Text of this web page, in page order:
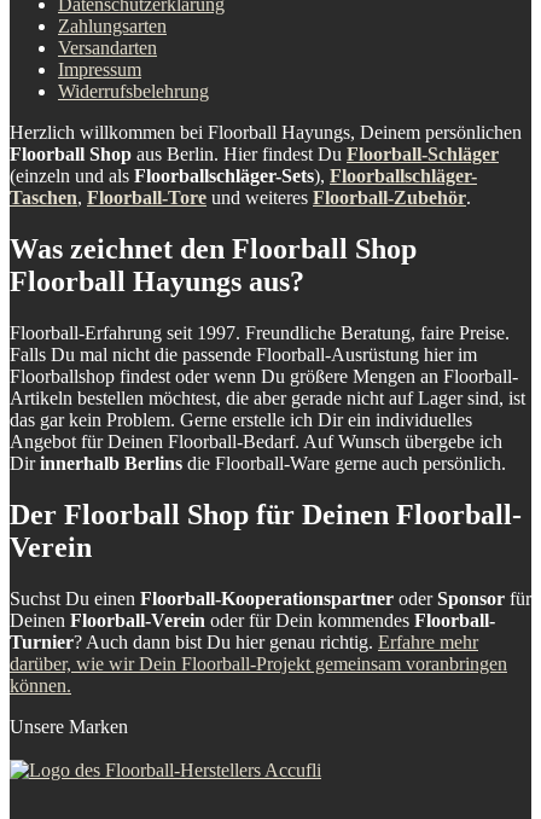
Datenschutzerklärung
Zahlungsarten
Versandarten
Impressum
Widerrufsbelehrung
Herzlich willkommen bei Floorball Hayungs, Deinem persönlichen
Floorball Shop aus Berlin. Hier findest Du Floorball-Schläger
(einzeln und als Floorballschläger-Sets), Floorballschläger-
Taschen, Floorball-Tore und weiteres Floorball-Zubehör.
Was zeichnet den Floorball Shop
Floorball Hayungs aus?
Floorball-Erfahrung seit 1997. Freundliche Beratung, faire Preise.
Falls Du mal nicht die passende Floorball-Ausrüstung hier im
Floorballshop findest oder wenn Du größere Mengen an Floorball-
Artikeln bestellen möchtest, die aber gerade nicht auf Lager sind, ist
das gar kein Problem. Gerne erstelle ich Dir ein individuelles
Angebot für Deinen Floorball-Bedarf. Auf Wunsch übergebe ich
Dirinnerhalb Berlins die Floorball-Ware gerne auch persönlich.
Der Floorball Shop für Deinen Floorball-
Verein
Suchst Du einen Floorball-Kooperationspartner oderSponsor für
Deinen Floorball-Verein oder für Dein kommendes Floorball-
Turnier? Auch dann bist Du hier genau richtig. Erfahre mehr
darüber, wie wir Dein Floorball-Projekt gemeinsam voranbringen
können.
Unsere Marken